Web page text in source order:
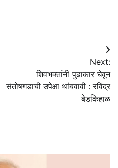
Next:
शिवभक्तांनी पुढाकार घेवून
संतोषगडाची उपेक्षा थांबवावी : रविंद्र
बेडकिहाळ